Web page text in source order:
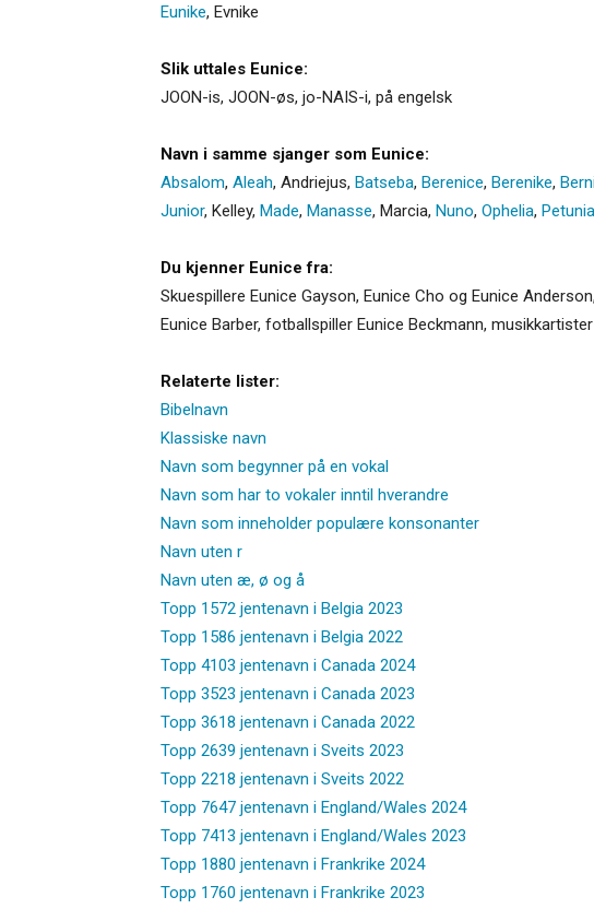
Eunike, Evnike
Slik uttales Eunice:
JOON-is, JOON-øs, jo-NAIS-i, på engelsk
Navn i samme sjanger som Eunice:
Absalom, Aleah, Andriejus, Batseba, Berenice, Berenike,
Junior, Kelley, Made, Manasse, Marcia, Nuno, Ophelia, Petunia
Du kjenner Eunice fra:
Skuespillere Eunice Gayson, Eunice Cho og Eunice
Eunice Barber, fotballspiller Eunice Beckmann,
Relaterte lister:
Bibelnavn
Klassiske navn
Navn som begynner på en vokal
Navn som har to vokaler inntil hverandre
Navn som inneholder populære konsonanter
Navn uten r
Navn uten æ, ø og å
Topp 1572 jentenavn i Belgia 2023
Topp 1586 jentenavn i Belgia 2022
Topp 4103 jentenavn i Canada 2024
Topp 3523 jentenavn i Canada 2023
Topp 3618 jentenavn i Canada 2022
Topp 2639 jentenavn i Sveits 2023
Topp 2218 jentenavn i Sveits 2022
Topp 7647 jentenavn i England/Wales 2024
Topp 7413 jentenavn i England/Wales 2023
Topp 1880 jentenavn i Frankrike 2024
Topp 1760 jentenavn i Frankrike 2023